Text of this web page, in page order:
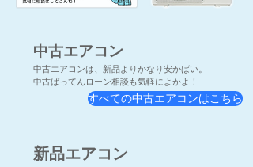
中古エアコン
中古エアコンは、新品よりかなり安かばい。
中古ばってんローン相談も気軽によかよ！
すべての中古エアコンはこちら
新品エアコン